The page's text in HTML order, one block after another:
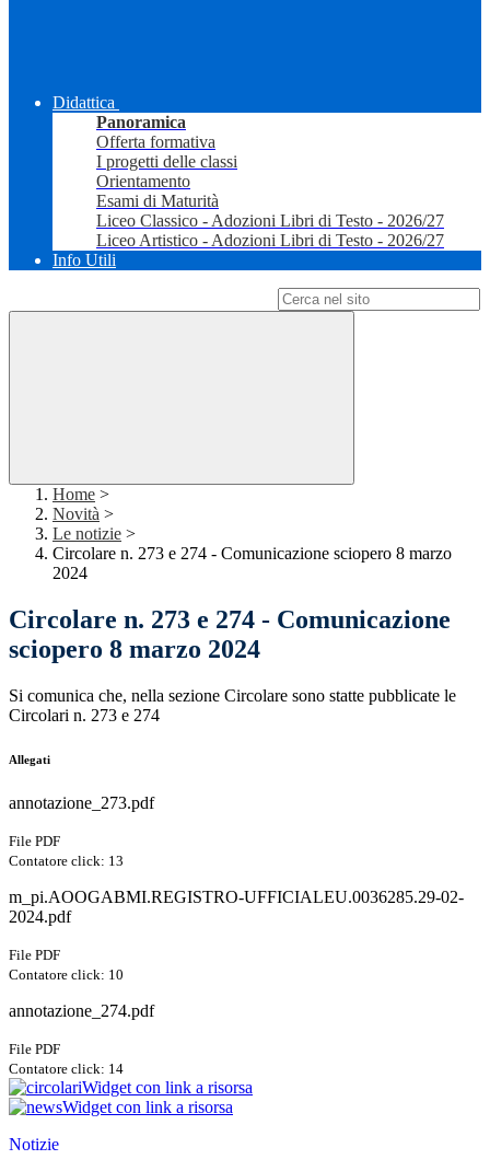
Didattica
Panoramica
Offerta formativa
I progetti delle classi
Orientamento
Esami di Maturità
Liceo Classico - Adozioni Libri di Testo - 2026/27
Liceo Artistico - Adozioni Libri di Testo - 2026/27
Info Utili
Home >
Novità >
Le notizie >
Circolare n. 273 e 274 - Comunicazione sciopero 8 marzo
2024
Circolare n. 273 e 274 - Comunicazione
sciopero 8 marzo 2024
Si comunica che, nella sezione Circolare sono statte pubblicate le
Circolari n. 273 e 274
Allegati
annotazione_273.pdf
File PDF
Contatore click: 13
m_pi.AOOGABMI.REGISTRO-UFFICIALEU.0036285.29-02-
2024.pdf
File PDF
Contatore click: 10
annotazione_274.pdf
File PDF
Contatore click: 14
Widget con link a risorsa
Widget con link a risorsa
Notizie